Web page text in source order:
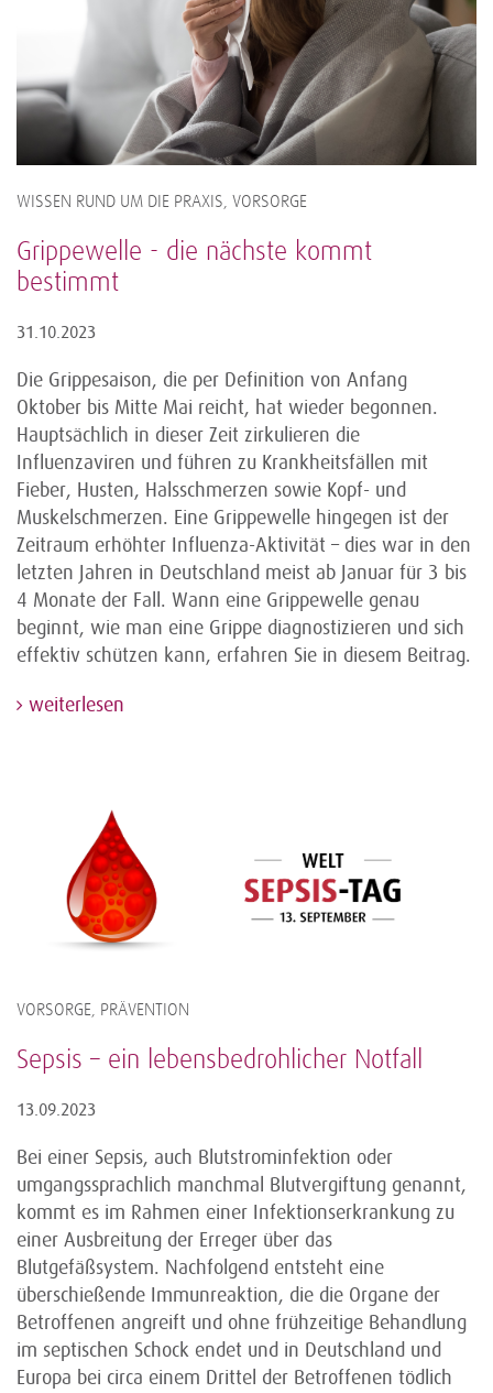
WISSEN RUND UM DIE PRAXIS, VORSORGE
Grippewelle - die nächste kommt
bestimmt
31.10.2023
Die Grippesaison, die per Definition von Anfang
Oktober bis Mitte Mai reicht, hat wieder begonnen.
Hauptsächlich in dieser Zeit zirkulieren die
Influenzaviren und führen zu Krankheitsfällen mit
Fieber, Husten, Halsschmerzen sowie Kopf- und
Muskelschmerzen. Eine Grippewelle hingegen ist der
Zeitraum erhöhter Influenza-Aktivität – dies war in den
letzten Jahren in Deutschland meist ab Januar für 3 bis
4 Monate der Fall. Wann eine Grippewelle genau
beginnt, wie man eine Grippe diagnostizieren und sich
effektiv schützen kann, erfahren Sie in diesem Beitrag.
weiterlesen
VORSORGE, PRÄVENTION
Sepsis – ein lebensbedrohlicher Notfall
13.09.2023
Bei einer Sepsis, auch Blutstrominfektion oder
umgangssprachlich manchmal Blutvergiftung genannt,
kommt es im Rahmen einer Infektionserkrankung zu
einer Ausbreitung der Erreger über das
Blutgefäßsystem. Nachfolgend entsteht eine
überschießende Immunreaktion, die die Organe der
Betroffenen angreift und ohne frühzeitige Behandlung
im septischen Schock endet und in Deutschland und
Europa bei circa einem Drittel der Betroffenen tödlich